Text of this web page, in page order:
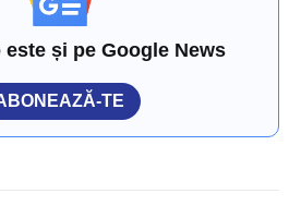
este și pe Google News
TE